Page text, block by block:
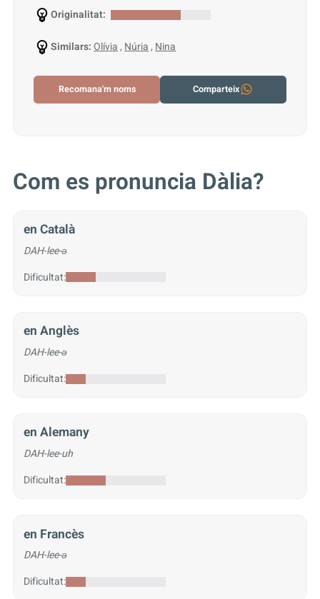
Originalitat:
Similars: Olívia,Núria,Nina
Recomana'm noms Comparteix
Com es pronuncia Dàlia?
en Català
DAH-lee-ə
Dificultat:
en Anglès
DAH-lee-ə
Dificultat:
en Alemany
DAH-lee-uh
Dificultat:
en Francès
DAH-lee-ə
Dificultat: